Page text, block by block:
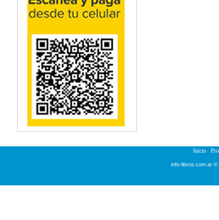
Inicio
info-libros.com.ar